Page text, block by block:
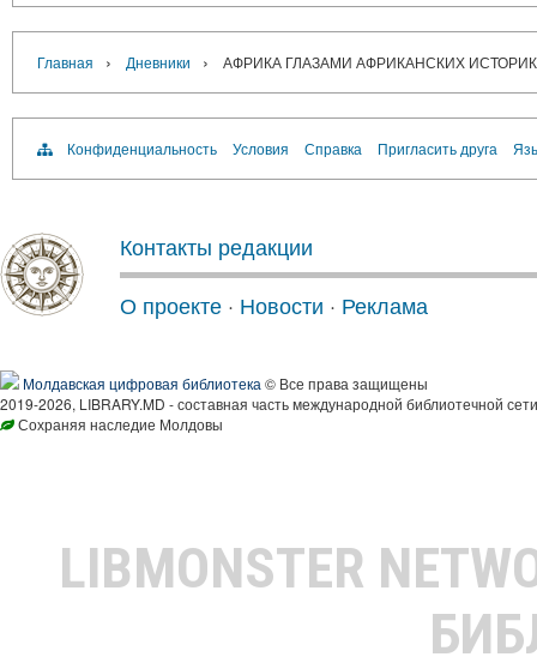
Главная › Дневники › АФРИКА ГЛАЗАМИ АФРИКАНСКИХ
Конфиденциальность Условия Справка Пригласить друга
Контакты редакции
О проекте · Новости · Реклама
Молдавская цифровая библиотека © Все права защищены
2019-2026, LIBRARY.MD - составная часть международной библиотечной
Сохраняя наследие Молдовы
LIBMONSTER